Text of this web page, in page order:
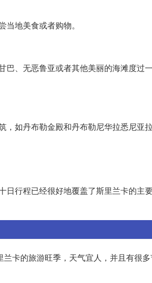
地美食或者购物。
、无恶鲁亚或者其他美丽的海滩度过
如丹布勒金殿和丹布勒尼华拉悉尼亚拉
行程已经很好地覆盖了斯里兰卡的主
卡的旅游旺季，天气宜人，并且有很